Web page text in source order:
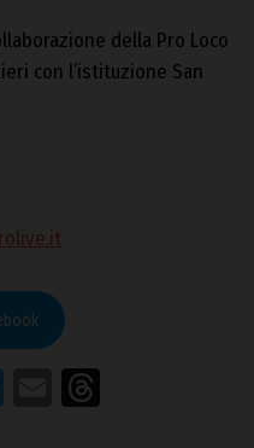
della Pro Loco
con l’istituzione San
Telegram
Email